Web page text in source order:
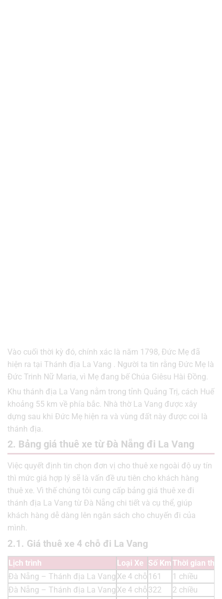
Vào cuối thời kỳ đó, chính xác là năm 1798, Đức Mẹ đã
hiện ra tại Thánh địa La Vang . Người ta tin rằng Đức Mẹ là
Đức Trinh Nữ Maria, vì Mẹ đang bế Chúa Giêsu Hài Đồng.
Khu thánh địa La Vang nằm trong tỉnh Quảng Trị, cách Huế
khoảng 55 km về phía bắc. Nhà thờ La Vang được xây
dựng sau khi Đức Mẹ hiện ra và vùng đất này được coi là
thánh địa.
2. Bảng giá thuê xe từ Đà Nẵng đi La Vang
Việc quyết định tin chọn đơn vị cho thuê xe ngoài độ uy tín
thì mức giá hợp lý sẽ là vấn đề ưu tiên cho khách hàng
thuê xe. Vì thế chúng tôi cung cấp bảng giá thuê xe đi
thánh địa La Vang từ Đà Nẵng chi tiết và cụ thể, giúp
khách hàng dễ dàng lên ngân sách cho chuyến đi của
mình.
2.1. Giá thuê xe 4 chỗ đi La Vang
Lịch trình Loại Xe Số KmThời gian
Đà Nẵng – Thánh địa La Vang Xe 4 chỗ 161
1 chiều
Đà Nẵng – Thánh địa La Vang Xe 4 chỗ 322
2 chiều